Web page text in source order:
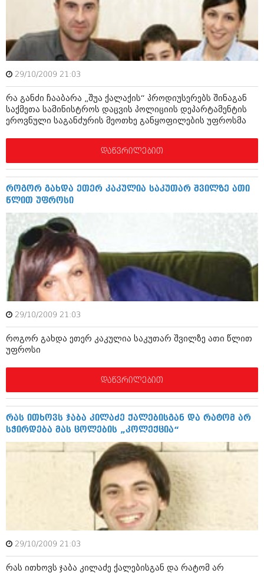
რომანი და დეტექტივი
სახალისო ამბები
შოუბიზნესი
დაიჯესტი
ქალი და მამაკაცი
ისტორია
სხვადასხვა
ანონსი
არქივი
აგვისტო 2018 (162)
ივლისი 2018 (223)
ივნისი 2018 (244)
მაისი 2018 (211)
აპრილი 2018 (194)
მარტი 2018 (256)
თებერვალი 2018 (208)
იანვარი 2018 (215)
ნოემბერი 2017 (212)
სექტემბერი 2017 (261)
ივლისი 2017 (233)
ივნისი 2017 (265)
მაისი 2017 (216)
მარტი 2017 (212)
თებერვალი 2017 (205)
დეკემბერი 2016 (207)
ნოემბერი 2016 (207)
ოქტომბერი 2016 (257)
სექტემბერი 2016 (224)
აგვისტო 2016 (258)
ივლისი 2016 (211)
ივნისი 2016 (221)
მაისი 2016 (261)
აპრილი 2016 (215)
მარტი 2016 (200)
თებერვალი 2016 (250)
დაიჯესტი
ქალი და მამაკაცი
ისტორია
სხვადასხვა
ანონსი
ნოემბერი 2020 (103)
სექტემბერი 2020 (204)
აგვისტო 2020 (249)
ივნისი 2020 (249)
არქივის ზომის ნახვა
29/10/2009 21:03
რა განძი ჩააბარა „შუა ქალაქის“ პროდიუსერებს შინაგან
საქმეთა სამინისტროს დაცვის პოლიციის დეპარტამენტის
ეროვნული საგანძურის მეოთხე განყოფილების უფროსმა
დაწვრილებით
როგორ გახდა ეთერ კაკულია საკუთარ შვილზე ათი
წლით უფროსი
29/10/2009 21:03
როგორ გახდა ეთერ კაკულია საკუთარ შვილზე ათი წლით
უფროსი
დაწვრილებით
რას ითხოვს ჯაბა კილაძე ქალებისგან და რატომ არ
სჭირდება მას ცოლების „კოლექცია“
29/10/2009 21:03
რას ითხოვს ჯაბა კილაძე ქალებისგან და რატომ არ